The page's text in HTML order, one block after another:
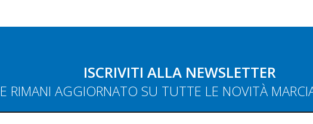
ISCRIVITI ALLA NEWSLETTER
E RIMANI AGGIORNATO SU TUTTE LE NOVITÀ